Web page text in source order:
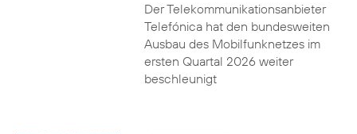
Der Telekommunikationsanbieter
Telefónica hat den bundesweiten
Ausbau des Mobilfunknetzes im
ersten Quartal 2026 weiter
beschleunigt